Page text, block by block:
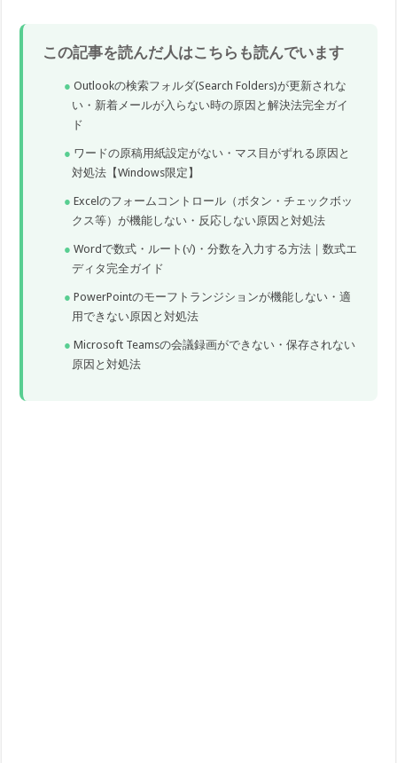
この記事を読んだ人はこちらも読んでいます
Outlookの検索フォルダ(Search Folders)が更新されな
い・新着メールが入らない時の原因と解決法完全ガイ
ド
ワードの原稿用紙設定がない・マス目がずれる原因と
対処法【Windows限定】
Excelのフォームコントロール（ボタン・チェックボッ
クス等）が機能しない・反応しない原因と対処法
Wordで数式・ルート(√)・分数を入力する方法｜数式エ
ディタ完全ガイド
PowerPointのモーフトランジションが機能しない・適
用できない原因と対処法
Microsoft Teamsの会議録画ができない・保存されない
原因と対処法